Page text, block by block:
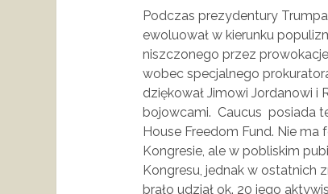
Podczas prezydentury
ewoluował w kierunku
niszczonego przez
wobec specjalnego
dziękował Jimowi Jordanowi i
bojowcami. Caucus posiada
House Freedom Fund. Nie
Kongresie, ale w pobliskim
Kongresu, jednak w ostatnich
brało udział ok. 20 jego